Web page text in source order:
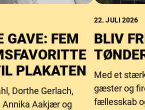
GAVE: FEM
PLAKATEN
Dorthe Gerlach,
Annika Aakjær og
22. JULI 2026
BLIV
Med et
gæster og
fællesskab